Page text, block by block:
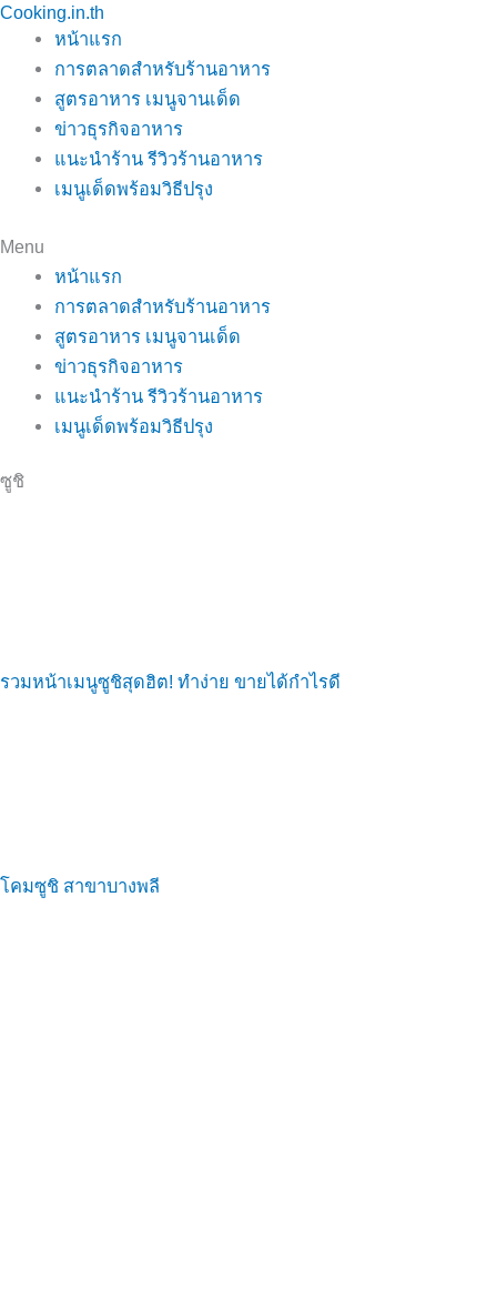
Skip
content
Cooking.in.th
หน้าแรก
การตลาดสำหรับร้านอาหาร
สูตรอาหาร เมนูจานเด็ด
ข่าวธุรกิจอาหาร
แนะนำร้าน รีวิวร้านอาหาร
เมนูเด็ดพร้อมวิธีปรุง
Menu
หน้าแรก
การตลาดสำหรับร้านอาหาร
สูตรอาหาร เมนูจานเด็ด
ข่าวธุรกิจอาหาร
แนะนำร้าน รีวิวร้านอาหาร
เมนูเด็ดพร้อมวิธีปรุง
ซูชิ
รวมหน้าเมนูซูชิสุดฮิต! ทำง่าย ขายได้กำไรดี
โคมซูชิ สาขาบางพลี